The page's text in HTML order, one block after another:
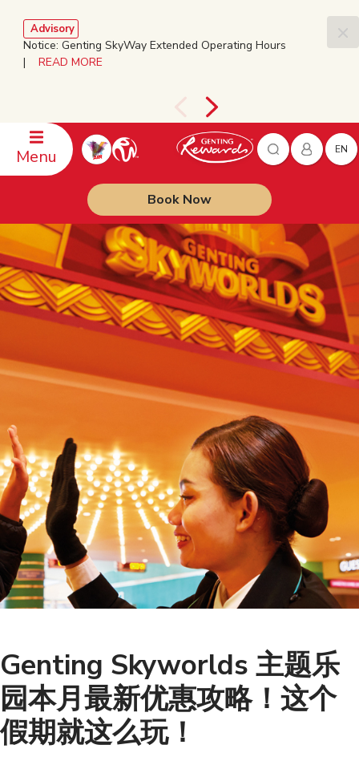
Advisory
Notice: Genting SkyWay Extended Operating Hours
| READ MORE
Menu EN
Book Now
Genting Skyworlds 主题乐
园本月最新优惠攻略！这个
假期就这么玩！